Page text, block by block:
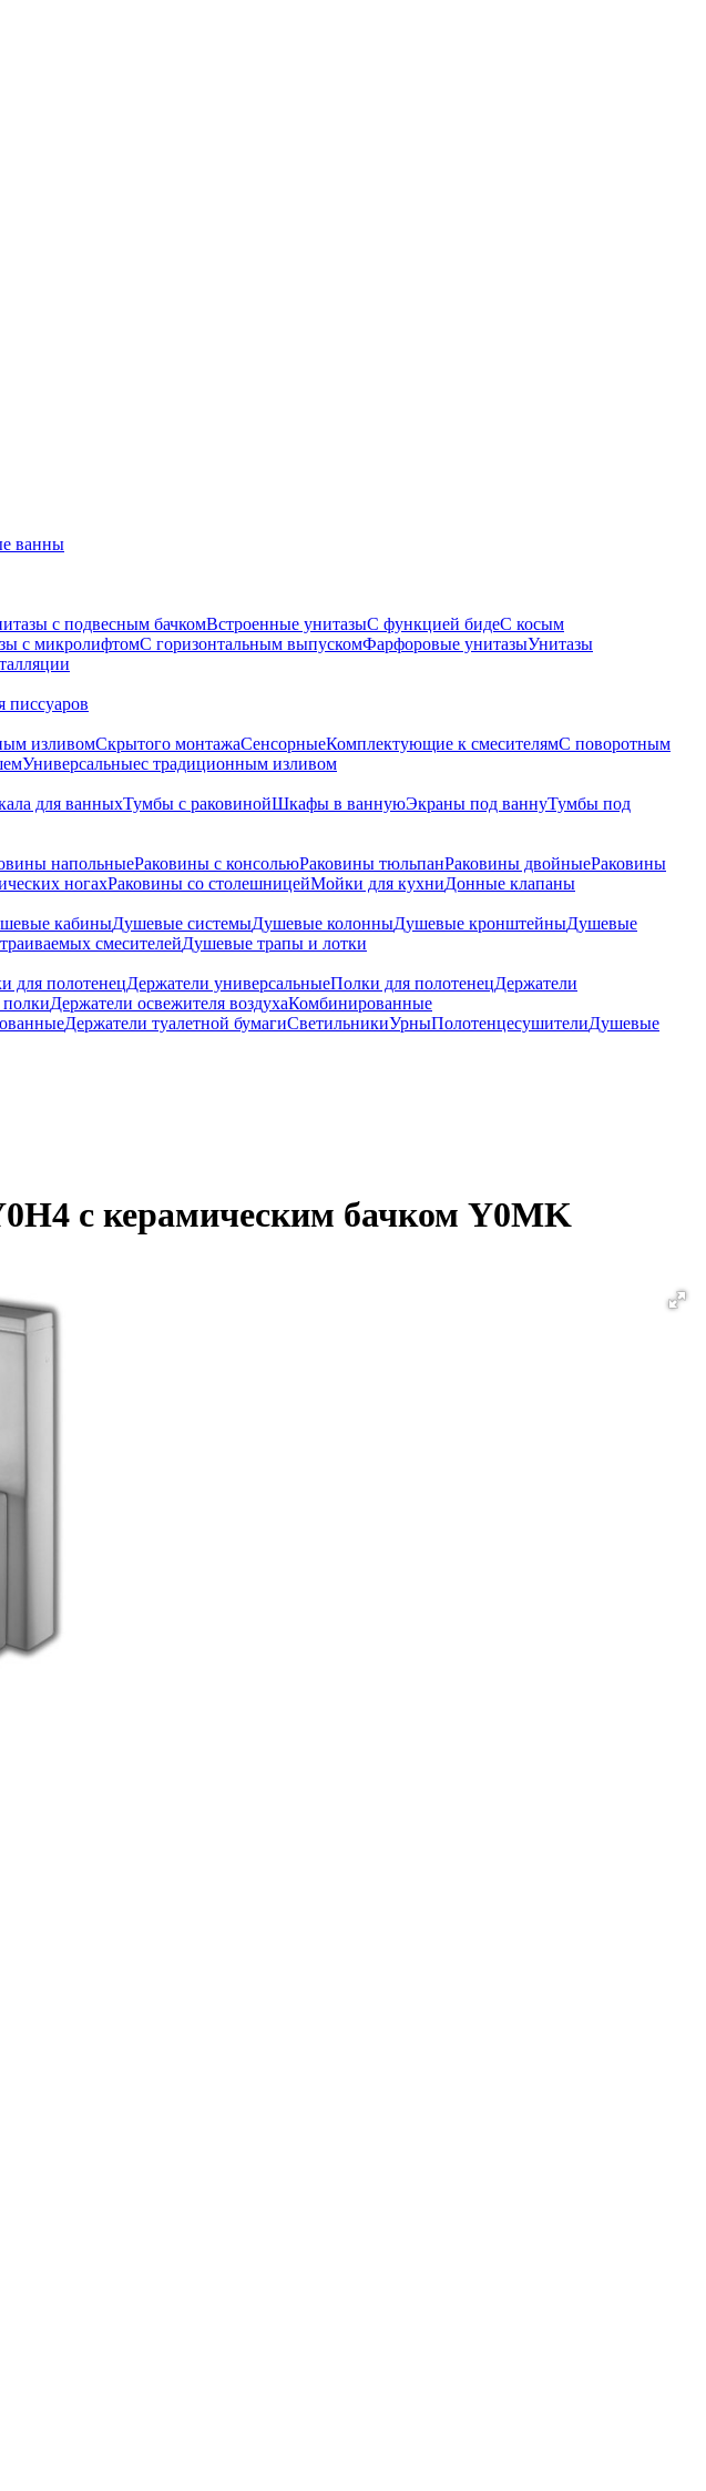
ванны
с подвесным бачкомВстроенные унитазыС функцией бидеС косым
с микролифтомC горизонтальным выпускомФарфоровые унитазыУнитазы
писсуаров
изливомСкрытого монтажаСенсорныеКомплектующие к смесителямС поворотным
Универсальныес традиционным изливом
для ванныхТумбы с раковинойШкафы в ваннуюЭкраны под ваннуТумбы под
напольныеРаковины с консольюРаковины тюльпанРаковины двойныеРаковины
ногахРаковины со столешницейМойки для кухниДонные клапаны
кабиныДушевые системыДушевые колонныДушевые кронштейныДушевые
смесителейДушевые трапы и лотки
для полотенецДержатели универсальныеПолки для полотенецДержатели
Держатели освежителя воздухаКомбинированные
Держатели туалетной бумагиСветильникиУрныПолотенцесушителиДушевые
с керамическим бачком Y0MK